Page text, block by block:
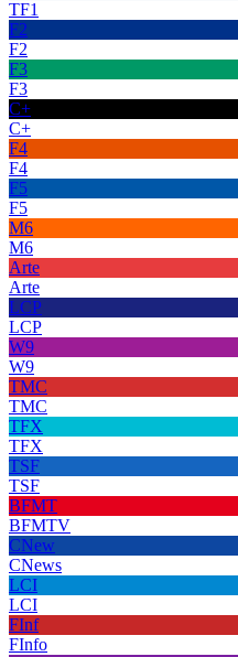
TF1
F2
F2
F3
F3
C+
C+
F4
F4
F5
F5
M6
M6
Arte
Arte
LCP
LCP
W9
W9
TMC
TMC
TFX
TFX
TSF
TSF
BFMT
BFMTV
CNew
CNews
LCI
LCI
FInf
FInfo